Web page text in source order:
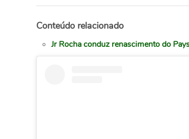
Conteúdo relacionado
Jr Rocha conduz renascimento do